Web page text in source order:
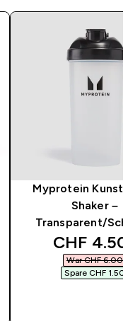
Myprotein
Shaker –
Transparent/
CHF 4.50‎
War CHF 6.00‎
Spare CHF 1.50‎